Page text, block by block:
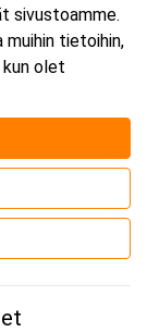
sivustoamme.
tietoihin,
olet